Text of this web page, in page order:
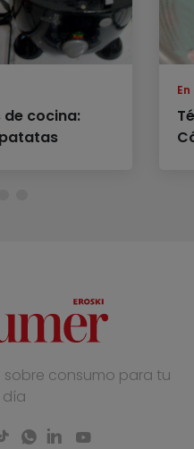
de cocina:
consumo para tu